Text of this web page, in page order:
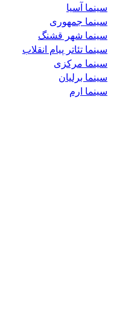
سینما آسیا
سینما جمهوری
سینما شهر قشنگ
سینما تئاتر پیام انقلاب
سینما مرکزی
سینما برلیان
سینما ارم